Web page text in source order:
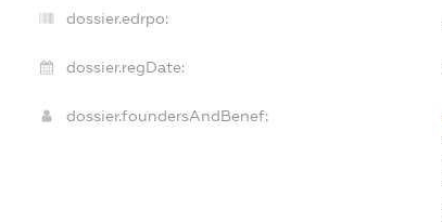
dossier.edrpo:
dossier.regDate:
dossier.foundersAndBenef: